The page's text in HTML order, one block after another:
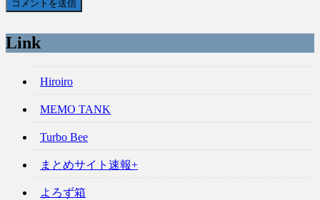
Link
Hiroiro
MEMO TANK
Turbo Bee
まとめサイト速報+
よろず箱